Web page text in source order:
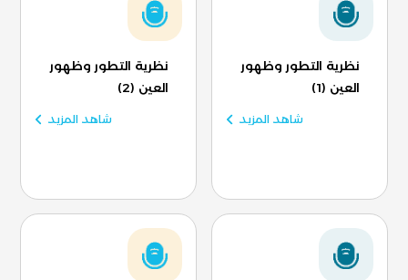
نظرية التطور وظهور
العين (1)
شاهد المزيد
نظرية التطور وظهور
العين (2)
شاهد المزيد